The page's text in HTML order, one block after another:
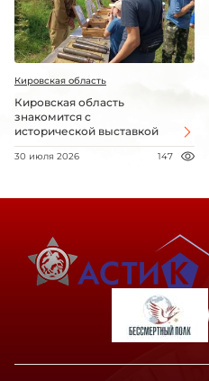
Кировская область
Кировская область
знакомится с
исторической выставкой
30 июля 2026 147